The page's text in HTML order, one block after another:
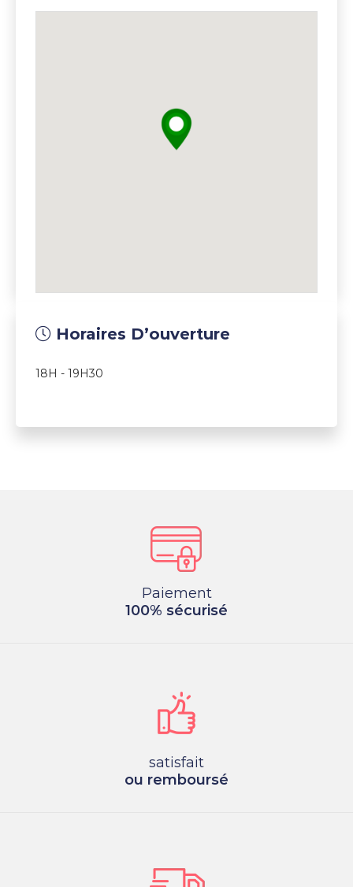
Horaires D’ouverture
18H - 19H30
Paiement
100% sécurisé
satisfait
ou remboursé